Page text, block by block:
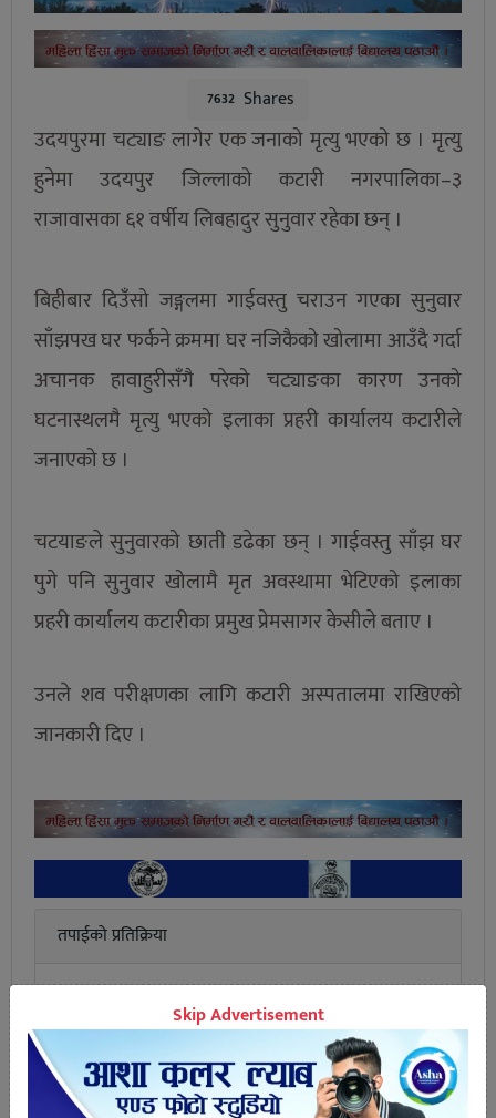
7632 Shares
उदयपुरमा चट्याङ लागेर एक जनाको मृत्यु भएको छ । मृत्यु
हुनेमा उदयपुर जिल्लाको कटारी नगरपालिका–३
राजावासका ६१ वर्षीय लिबहादुर सुनुवार रहेका छन् ।
बिहीबार दिउँसो जङ्गलमा गाईवस्तु चराउन गएका सुनुवार
साँझपख घर फर्कने क्रममा घर नजिकैको खोलामा आउँदै गर्दा
अचानक हावाहुरीसँगै परेको चट्याङका कारण उनको
घटनास्थलमै मृत्यु भएको इलाका प्रहरी कार्यालय कटारीले
जनाएको छ ।
चटयाङले सुनुवारको छाती डढेका छन् । गाईवस्तु साँझ घर
पुगे पनि सुनुवार खोलामै मृत अवस्थामा भेटिएको इलाका
प्रहरी कार्यालय कटारीका प्रमुख प्रेमसागर केसीले बताए ।
उनले शव परीक्षणका लागि कटारी अस्पतालमा राखिएको
जानकारी दिए ।
तपाईको प्रतिक्रिया
Skip Advertisement